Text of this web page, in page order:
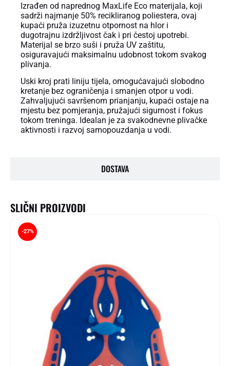
DOSTAVA
Izrađen od naprednog MaxLife Eco materijala, koji
sadrži najmanje 50% recikliranog poliestera, ovaj
kupaći pruža izuzetnu otpornost na hlor i
dugotrajnu izdržljivost čak i pri čestoj upotrebi.
Materijal se brzo suši i pruža UV zaštitu,
osiguravajući maksimalnu udobnost tokom svakog
plivanja.
Uski kroj prati liniju tijela, omogućavajući slobodno
kretanje bez ograničenja i smanjen otpor u vodi.
Zahvaljujući savršenom prianjanju, kupaći ostaje na
mjestu bez pomjeranja, pružajući sigurnost i fokus
tokom treninga. Idealan je za svakodnevne plivačke
aktivnosti i razvoj samopouzdanja u vodi.
SLIČNI PROIZVODI
-27%